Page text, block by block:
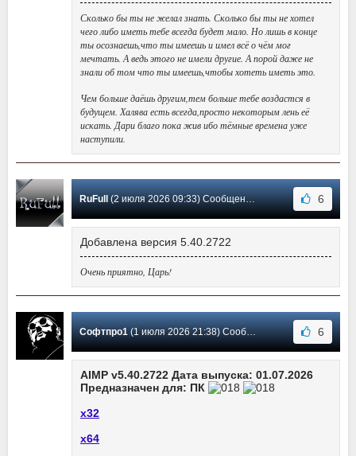
Сколько бы ты не желал знать. Сколько бы ты не хотел
чего либо иметь тебе всегда будет мало. Но лишь в конце
ты осознаешь,что ты имеешь и имел всё о чём мог
мечтать. А ведь этого не имели другие. А порой даже не
знали об том что ты имеешь,чтобы хотеть иметь это.
Чем больше даёшь другим,тем больше тебе воздастся в
будущем. Халява есть всегда,просто некоторым лень её
искать. Дари благо пока жив ибо тёмные времена уже
наступили.
RuFull (2 июля 2026 09:33) Сообщение #3675 6
Добавлена версия 5.40.2722
Очень приятно, Царь!
Софтпро1(1 июля 2026 21:38) Сообщение #3674 6
AIMP v5.40.2722 Дата выпуска: 01.07.2026
Предназначен для: ПК
х32
х64